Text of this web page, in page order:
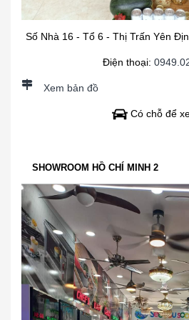
Số Nhà 16 - Tổ 6 - Thị Trấn Yên
Điện thoại:
Xem bản đồ
Có chỗ để
SHOWROOM HỒ CHÍ MINH 2